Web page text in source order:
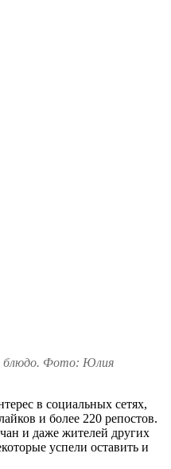
блюдо. Фото: Юлия
в социальных сетях,
и более 220 репостов.
и даже жителей других
успели оставить и